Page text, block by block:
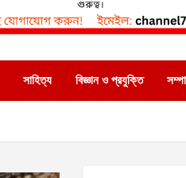
সাহিত্য বিজ্ঞান ও প্রযুক্তি